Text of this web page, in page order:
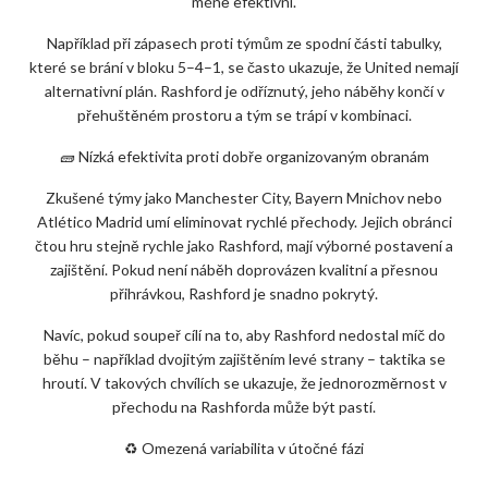
Například při zápasech proti týmům ze spodní části tabulky,
které se brání v bloku 5–4–1, se často ukazuje, že United nemají
alternativní plán. Rashford je odříznutý, jeho náběhy končí v
přehuštěném prostoru a tým se trápí v kombinaci.
🧱 Nízká efektivita proti dobře organizovaným obranám
Zkušené týmy jako Manchester City, Bayern Mnichov nebo
Atlético Madrid umí eliminovat rychlé přechody. Jejich obránci
čtou hru stejně rychle jako Rashford, mají výborné postavení a
zajištění. Pokud není náběh doprovázen kvalitní a přesnou
přihrávkou, Rashford je snadno pokrytý.
Navíc, pokud soupeř cílí na to, aby Rashford nedostal míč do
běhu – například dvojitým zajištěním levé strany – taktika se
hroutí. V takových chvílích se ukazuje, že jednorozměrnost v
přechodu na Rashforda může být pastí.
♻️ Omezená variabilita v útočné fázi